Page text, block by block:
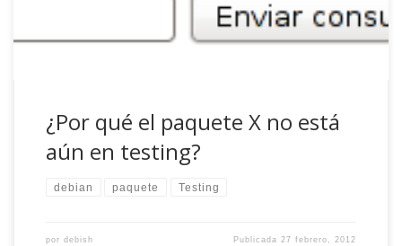
¿Por qué el paquete X no está
aún en testing?
debian paquete Testing
por debish Publicada27 febrero, 2012